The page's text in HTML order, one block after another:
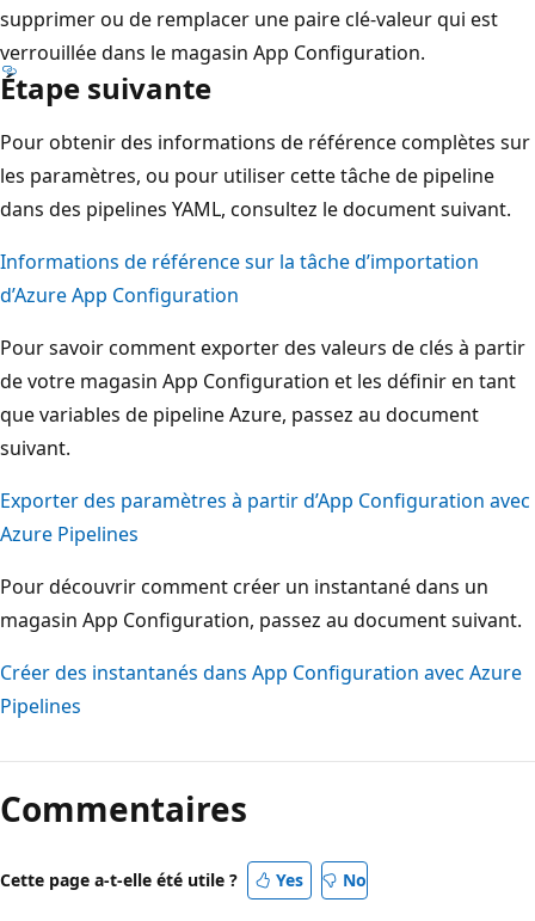
supprimer ou de remplacer une paire clé-valeur qui est
verrouillée dans le magasin App Configuration.
Étape suivante
Pour obtenir des informations de référence complètes sur
les paramètres, ou pour utiliser cette tâche de pipeline
dans des pipelines YAML, consultez le document suivant.
Informations de référence sur la tâche d’importation
d’Azure App Configuration
Pour savoir comment exporter des valeurs de clés à partir
de votre magasin App Configuration et les définir en tant
que variables de pipeline Azure, passez au document
suivant.
Exporter des paramètres à partir d’App Configuration avec
Azure Pipelines
Pour découvrir comment créer un instantané dans un
magasin App Configuration, passez au document suivant.
Créer des instantanés dans App Configuration avec Azure
Pipelines
Commentaires
Cette page a-t-elle été utile ? Yes No